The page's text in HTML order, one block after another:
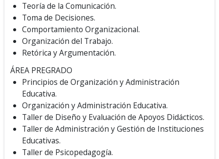
Teoría de la Comunicación.
Toma de Decisiones.
Comportamiento Organizacional.
Organización del Trabajo.
Retórica y Argumentación.
ÁREA PREGRADO
Principios de Organización y Administración
Educativa.
Organización y Administración Educativa.
Taller de Diseño y Evaluación de Apoyos Didácticos.
Taller de Administración y Gestión de Instituciones
Educativas.
Taller de Psicopedagogía.